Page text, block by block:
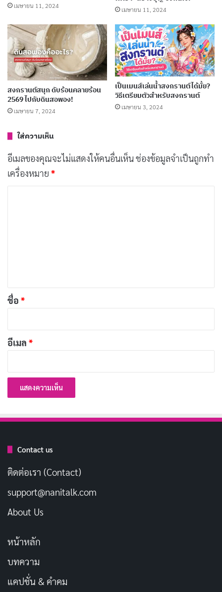
น้ำอบไทย น้ำหอม หรือน้ำส้มป่อย ผสมกับน้ำสะอาด
ในปริมาณที่เหมาะสม ให้มีกลิ่นหอม
ดอกมะลิ ดอกกุหลาบ หรือดอกไม้หอมอื่น ๆ ที่เป็น
มงคล
ขันเงินหรือขันทองเหลืองใบเล็กสำหรับตักน้ำ
พานข้าวตอก ดอกไม้ ธูปเทียนแพ (สำหรับขอขมา)
ผ้าตัดเสื้อสวย ๆ เสื้อผ้าใหม่ ผ้าห่มผืนใหม่ หรือของ
ขวัญเล็ก ๆ น้อย ๆ
ภาพจากSuttisak Leabprasert
ของเทศกาลสงกรานต์ (15 เม.ย.) เพียงวันเดียวหรือ “วัน
การเปลี่ยนแปลงไปบ้างตามความสะดวกของแต่ละ
ครอบครัว เพื่อเป็นการแสดงออกถึงความกตัญญูกตเวที
ของผู้น้อยและขอขมาลาโทษที่อาจเคยล่วงเกินผู้ใหญ่
อีกทั้งเป็นการขอพรเพื่อความเป็นสิริมงคลแก่ตนเอง ส่วน
บ้านเพื่อขอพร แต่ปัจจุบันกลับมีความเชื่อผิด ๆ เกิดขึ้นนั่น
เมษายน 11, 2024 เมษายน 11, 2024
สงกรานต์สนุก ดับร้อนคลายร้อน
2569 ไปกับดินสอพอง!
เมษายน 7, 2024
เป็นเมนส์เล่นน้ำสงกรานต์ได้มั้ย?
วิธีเตรียมตัวสำหรับสงกรานต์
เมษายน 3, 2024
ใส่ความเห็น
อีเมลของคุณจะไม่แสดงให้คนอื่นเห็นช่องข้อมูลจำเป็นถูกทำ
เครื่องหมาย *
*
ชื่อ *
อีเมล *
Contact us
ติดต่อเรา (Contact)
support@nanitalk.com
About Us
หน้าหลัก
บทความ
แคปชั่น & คำคม